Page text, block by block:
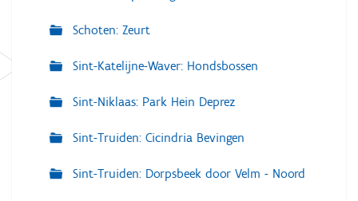
Schoten: Zeurt
Sint-Katelijne-Waver: Hondsbossen
Sint-Niklaas: Park Hein Deprez
Sint-Truiden: Cicindria Bevingen
Sint-Truiden: Dorpsbeek door Velm - Noord